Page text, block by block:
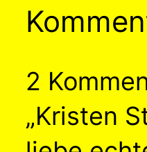
2
„Kristen